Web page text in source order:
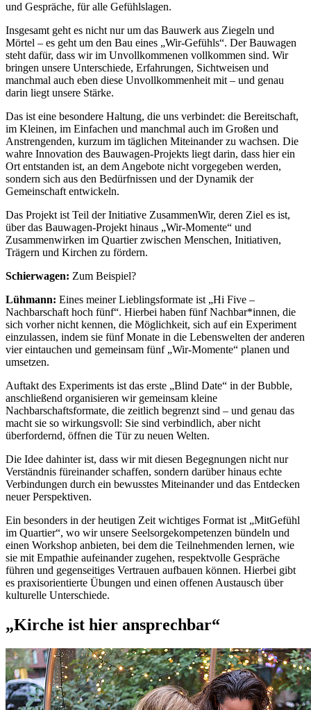
und Gespräche, für alle Gefühlslagen.
Insgesamt geht es nicht nur um das Bauwerk aus Ziegeln und
Mörtel – es geht um den Bau eines „Wir-Gefühls“. Der Bauwagen
steht dafür, dass wir im Unvollkommenen vollkommen sind. Wir
bringen unsere Unterschiede, Erfahrungen, Sichtweisen und
manchmal auch eben diese Unvollkommenheit mit – und genau
darin liegt unsere Stärke.
Das ist eine besondere Haltung, die uns verbindet: die Bereitschaft,
im Kleinen, im Einfachen und manchmal auch im Großen und
Anstrengenden, kurzum im täglichen Miteinander zu wachsen. Die
wahre Innovation des Bauwagen-Projekts liegt darin, dass hier ein
Ort entstanden ist, an dem Angebote nicht vorgegeben werden,
sondern sich aus den Bedürfnissen und der Dynamik der
Gemeinschaft entwickeln.
Das Projekt ist Teil der Initiative ZusammenWir, deren Ziel es ist,
über das Bauwagen-Projekt hinaus „Wir-Momente“ und
Zusammenwirken im Quartier zwischen Menschen, Initiativen,
Trägern und Kirchen zu fördern.
Schierwagen: Zum Beispiel?
Lühmann: Eines meiner Lieblingsformate ist „Hi Five –
Nachbarschaft hoch fünf“. Hierbei haben fünf Nachbar*innen, die
sich vorher nicht kennen, die Möglichkeit, sich auf ein Experiment
einzulassen, indem sie fünf Monate in die Lebenswelten der anderen
vier eintauchen und gemeinsam fünf „Wir-Momente“ planen und
umsetzen.
Auftakt des Experiments ist das erste „Blind Date“ in der Bubble,
anschließend organisieren wir gemeinsam kleine
Nachbarschaftsformate, die zeitlich begrenzt sind – und genau das
macht sie so wirkungsvoll: Sie sind verbindlich, aber nicht
überfordernd, öffnen die Tür zu neuen Welten.
Die Idee dahinter ist, dass wir mit diesen Begegnungen nicht nur
Verständnis füreinander schaffen, sondern darüber hinaus echte
Verbindungen durch ein bewusstes Miteinander und das Entdecken
neuer Perspektiven.
Ein besonders in der heutigen Zeit wichtiges Format ist „MitGefühl
im Quartier“, wo wir unsere Seelsorgekompetenzen bündeln und
einen Workshop anbieten, bei dem die Teilnehmenden lernen, wie
sie mit Empathie aufeinander zugehen, respektvolle Gespräche
führen und gegenseitiges Vertrauen aufbauen können. Hierbei gibt
es praxisorientierte Übungen und einen offenen Austausch über
kulturelle Unterschiede.
„Kirche ist hier ansprechbar“